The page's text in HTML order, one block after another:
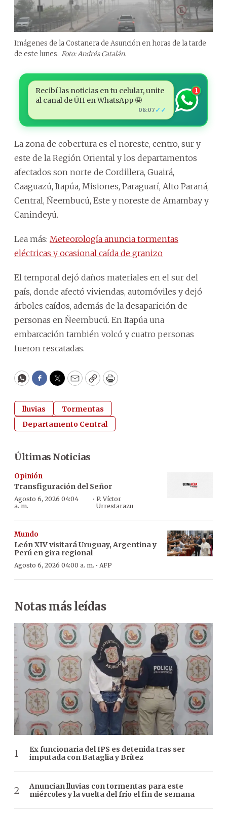
Imágenes de la Costanera de Asunción en horas de la tarde
de este lunes. Foto: Andrés Catalán.
Recibí las noticias en tu celular, unite
al canal de ÚH en WhatsApp 🤩
08:07 ✓✓
1
La zona de cobertura es el noreste, centro, sur y
este de la Región Oriental y los departamentos
afectados son norte de Cordillera, Guairá,
Caaguazú, Itapúa, Misiones, Paraguarí, Alto Paraná,
Central, Ñeembucú, Este y noreste de Amambay y
Canindeyú.
Lea más: Meteorología anuncia tormentas
eléctricas y ocasional caída de granizo
El temporal dejó daños materiales en el sur del
país, donde afectó viviendas, automóviles y dejó
árboles caídos, además de la desaparición de
personas en Ñeembucú. En Itapúa una
embarcación también volcó y cuatro personas
fueron rescatadas.
WhatsApp
Facebook
Twitter
EmailCopyPrint
lluvias
Tormentas
Departamento Central
Últimas Noticias
Opinión
Transfiguración del Señor
Agosto 6, 2026 04:04
a. m.
· P. Víctor
Urrestarazu
Mundo
León XIV visitará Uruguay, Argentina y
Perú en gira regional
Agosto 6, 2026 04:00 a. m. · AFP
Notas más leídas
Ex funcionaria del IPS es detenida tras ser
imputada con Bataglia y Brítez
Anuncian lluvias con tormentas para este
miércoles y la vuelta del frío el fin de semana